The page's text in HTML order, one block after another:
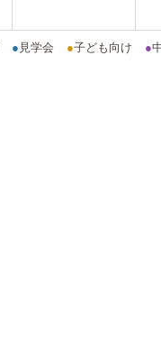
● 見学会 ●子ども向け ●